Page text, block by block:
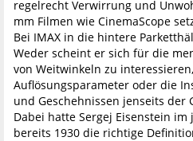
regelrecht Verwirrung und
mm Filmen wie CinemaScope
Bei IMAX in die hintere
Weder scheint er sich für die
von Weitwinkeln zu
Auflösungsparameter oder die
und Geschehnissen jenseits der
Dabei hatte Sergej Eisenstein
bereits 1930 die richtige